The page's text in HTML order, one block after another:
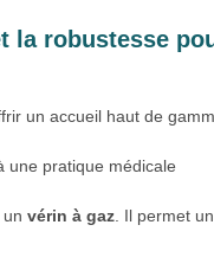
la robustesse
un accueil haut de
une pratique médicale
vérin à gaz . Il permet un